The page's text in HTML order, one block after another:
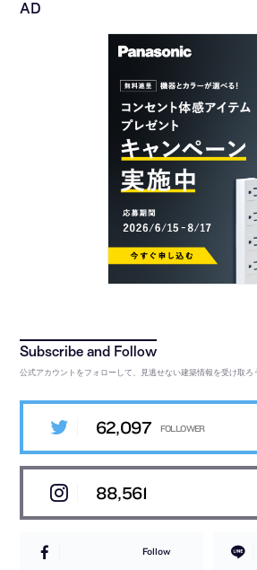
公式アカウントをフォローして、見逃せない建築情報を受け取ろ
62,097
88,561
Follow